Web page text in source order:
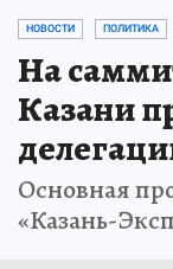
НОВОСТИ ПОЛИТИКА
На
Казани
Основная
«Казань-